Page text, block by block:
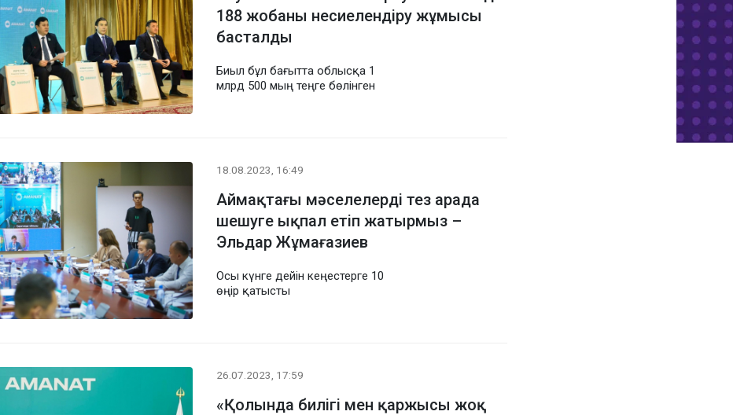
188 жобаны несиелендіру жұмысы
басталды
Биыл бұл бағытта облысқа 1
млрд 500 мың теңге бөлінген
18.08.2023, 16:49
Аймақтағы мәселелерді тез арада
шешуге ықпал етіп жатырмыз –
Эльдар Жұмағазиев
Осы күнге дейін кеңестерге 10
өңір қатысты
26.07.2023, 17:59
«Қолында билігі мен қаржысы жоқ